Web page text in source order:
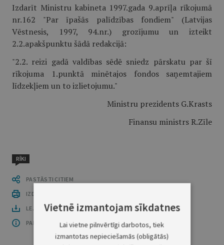
Izdarīt Ministru kabineta 1997.gada 9.aprīļa rīkojumā
nr.162 "Par īpašās palīdzības fondiem" (Latvijas
Vēstnesis, 1997, 94.nr.) grozījumu un izteikt
2.2.apakšpunktu šādā redakcijā:
"2.2. reizi gadā valdības sēdē sniedz pārskatu par šī
rīkojuma 1.punktā minētajos fondos saņemtajiem
līdzekļiem un to izlietojumu."
Ministru prezidents G.Krasts
Finansu ministrs R.Zīle
RĪKI
PASTĀSTI CITIEM
IZDRUKĀT PUBLIKĀCIJU
LEJUPLĀDĒT LAIDIENU (PDF)
PAR OFICIĀLO IZDEVUMU
Vietnē izmantojam sīkdatnes
Lai vietne pilnvērtīgi darbotos, tiek
izmantotas nepieciešamās (obligātās)